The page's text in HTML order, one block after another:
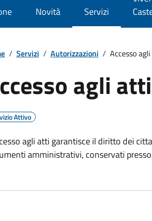
Novità Servizi
/ Servizi / Autorizzazioni / Accesso
agli atti
Attivo
agli atti garantisce il diritto dei
amministrativi, conservati